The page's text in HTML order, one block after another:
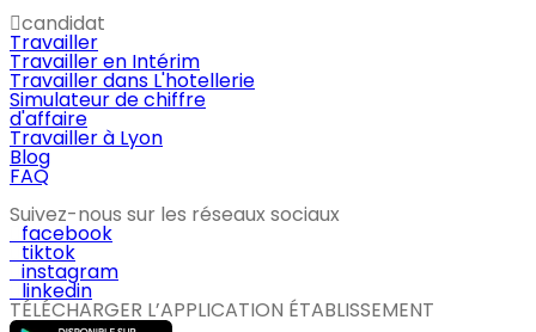
candidat
Travailler
Travailler en Intérim
Travailler dans L'hotellerie
Simulateur de chiffre
d'affaire
Travailler à Lyon
Blog
FAQ
Suivez-nous sur les réseaux sociaux
facebook
tiktok
instagram
linkedin
TÉLÉCHARGER L’APPLICATION ÉTABLISSEMENT